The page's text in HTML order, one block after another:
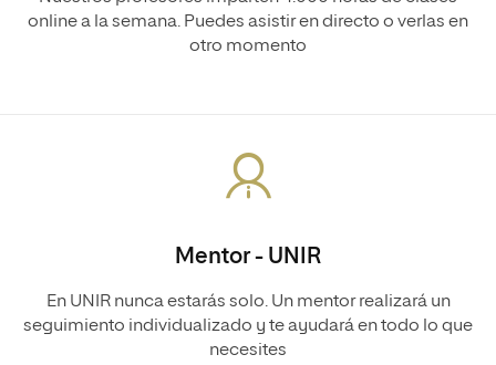
online a la semana. Puedes asistir en directo o verlas en
otro momento
Mentor - UNIR
En UNIR nunca estarás solo. Un mentor realizará un
seguimiento individualizado y te ayudará en todo lo que
necesites